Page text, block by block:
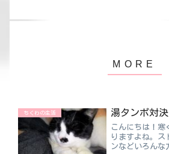
ちくわの生活 湯タンポ対
こんにちは！寒
りますよね。ス
ンなどいろんな